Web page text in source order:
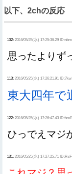
以下、2chの反応
102: 2016/05/25(水) 17:25:36.29
思ったよりず
113: 2016/05/25(水) 17:26:21.91
東大四年で
122: 2016/05/25(水) 17:26:47.43
ひっでえマジ
131: 2016/05/25(水) 17:27:25.71